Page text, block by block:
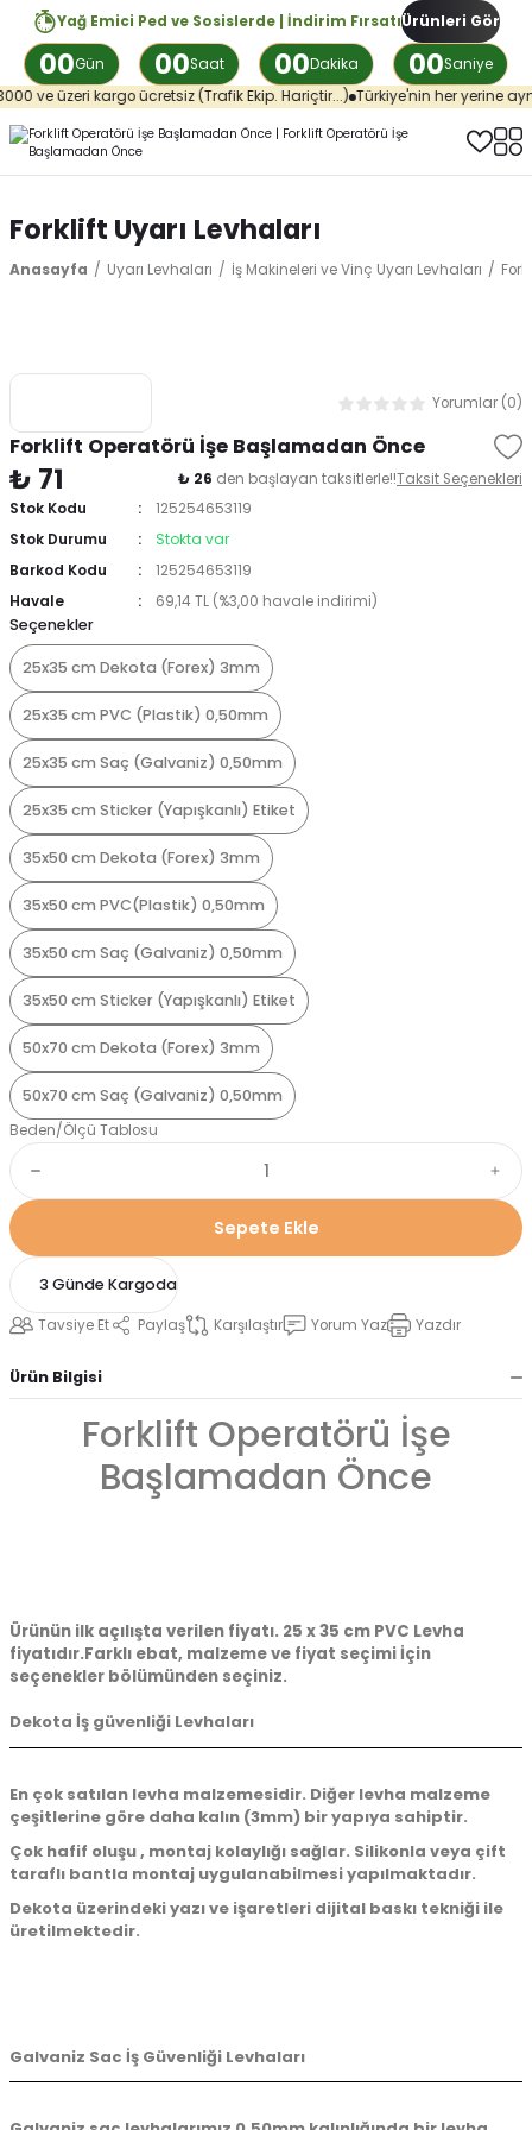
Yağ Emici Ped ve Sosislerde | İndirim Fırsatı
00Gün 00Saat 00Dakika 00Saniye
Ürünleri Gör
ve üzeri kargo ücretsiz (Trafik Ekip. Hariçtir...) Türkiye'nin her yerine aynı
Forklift Uyarı Levhaları
Anasayfa Uyarı Levhaları İş Makineleri ve Vinç Uyarı Levhaları
Yorumlar (0)
Forklift Operatörü İşe Başlamadan Önce
₺ 71 ₺ 26 den başlayan taksitlerle!!Taksit Seçenekleri
Stok Kodu
125254653119
Stok Durumu
Stokta var
Barkod Kodu
125254653119
Havale
69,14 TL (%3,00 havale indirimi)
Seçenekler
25x35 cm Dekota (Forex) 3mm
25x35 cm PVC (Plastik) 0,50mm
25x35 cm Saç (Galvaniz) 0,50mm
25x35 cm Sticker (Yapışkanlı) Etiket
35x50 cm Dekota (Forex) 3mm
35x50 cm PVC(Plastik) 0,50mm
35x50 cm Saç (Galvaniz) 0,50mm
35x50 cm Sticker (Yapışkanlı) Etiket
50x70 cm Dekota (Forex) 3mm
50x70 cm Saç (Galvaniz) 0,50mm
Beden/Ölçü Tablosu
Sepete Ekle
3 Günde Kargoda
Tavsiye Et Paylaş Karşılaştır Yorum Yaz Yazdır
Ürün Bilgisi
Forklift Operatörü İşe
Başlamadan Önce
Ürünün ilk açılışta verilen fiyatı. 25 x 35 cm PVC Levha
fiyatıdır.Farklı ebat, malzeme ve fiyat seçimi İçin
seçenekler bölümünden seçiniz.
Dekota İş güvenliği Levhaları
En çok satılan levha malzemesidir. Diğer levha malzeme
çeşitlerine göre daha kalın (3mm) bir yapıya sahiptir.
Çok hafif oluşu , montaj kolaylığı sağlar. Silikonla veya çift
taraflı bantla montaj uygulanabilmesi yapılmaktadır.
Dekota üzerindeki yazı ve işaretleri dijital baskı tekniği ile
üretilmektedir.
Galvaniz Sac İş Güvenliği Levhaları